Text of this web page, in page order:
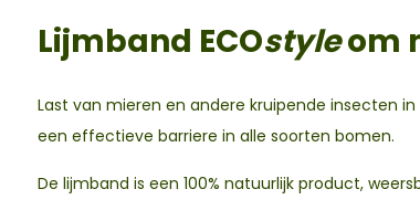
Lijmband ECOstyleom
Last van mieren en andere kruipende insecten
een effectieve barriere in alle soorten bomen.
De lijmband is een 100% natuurlijk product,